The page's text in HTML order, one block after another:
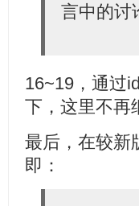
言中的讨
16~19，通过
下，这里不再
最后，在较新
即：